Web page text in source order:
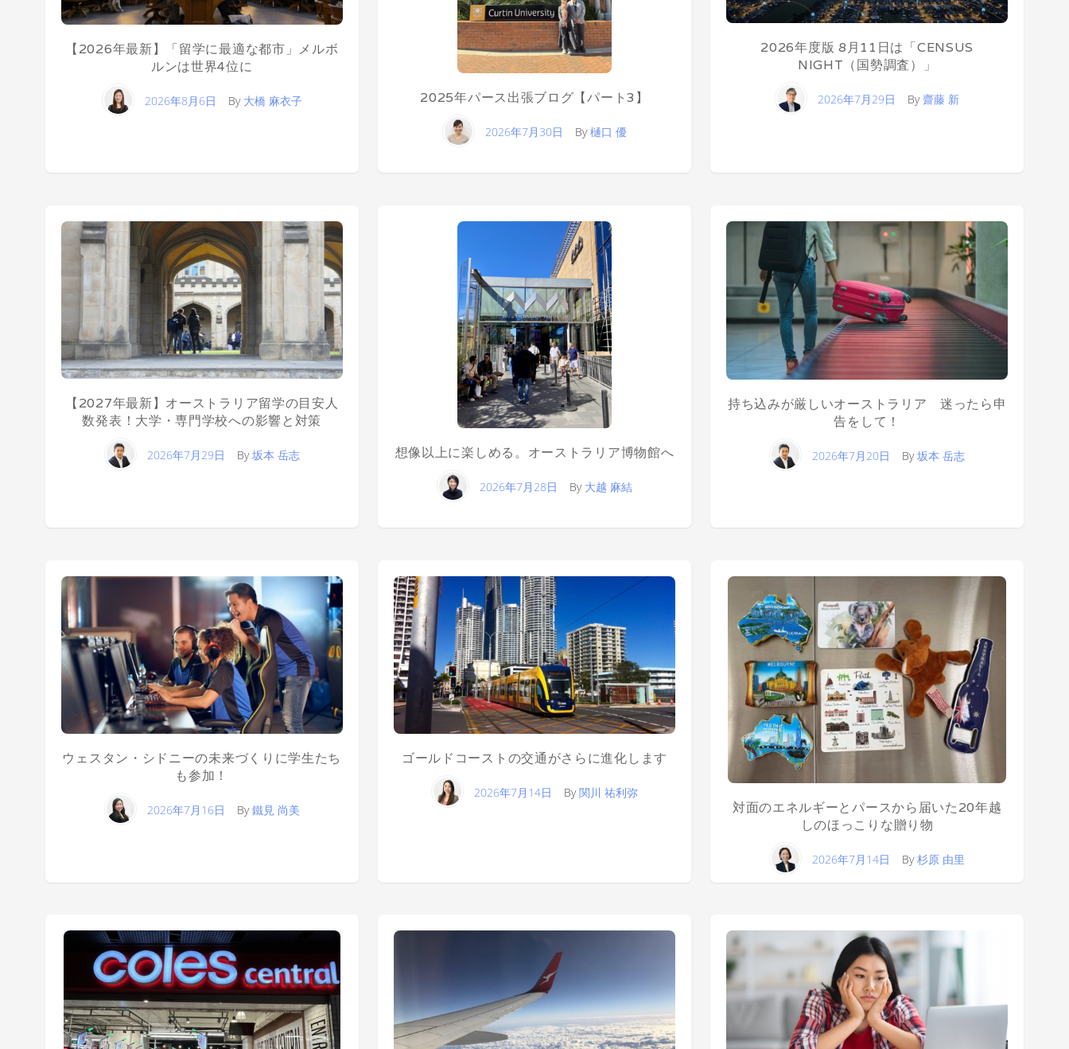
【2026年最新】「留学に最適な都市」メルボ
ルンは世界4位に
2026年8月6日 By 大橋 麻衣子 2025年パース出張ブログ【パート3】
2026年7月30日 By樋口 優
2026年度版 8月11日は「CENSUS
NIGHT（国勢調査）」
2026年7月29日 By齋藤 新
【2027年最新】オーストラリア留学の目安人
数発表！大学・専門学校への影響と対策
2026年7月29日 By坂本 岳志 想像以上に楽しめる。オーストラリア博物館へ
2026年7月28日 By 大越 麻結
持ち込みが厳しいオーストラリア 迷ったら申
告をして！
2026年7月20日 By坂本 岳志
ウェスタン・シドニーの未来づくりに学生たち
も参加！
2026年7月16日 By鐵見 尚美
ゴールドコーストの交通がさらに進化します
2026年7月14日 By関川 祐利弥
対面のエネルギーとパースから届いた20年越
しのほっこりな贈り物
2026年7月14日 By杉原 由里